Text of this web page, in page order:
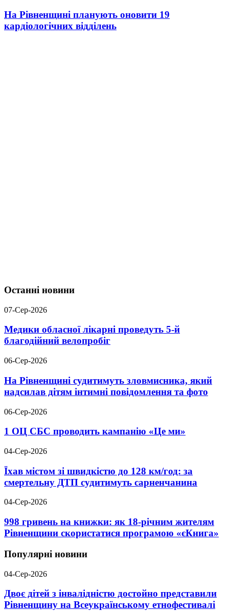
На Рівненщині планують оновити 19
кардіологічних відділень
Останні новини
07-Сер-2026
Медики обласної лікарні проведуть 5-й
благодійний велопробіг
06-Сер-2026
На Рівненщині судитимуть зловмисника, який
надсилав дітям інтимні повідомлення та фото
06-Сер-2026
1 ОЦ СБС проводить кампанію «Це ми»
04-Сер-2026
Їхав містом зі швидкістю до 128 км/год: за
смертельну ДТП судитимуть сарненчанина
04-Сер-2026
998 гривень на книжки: як 18-річним жителям
Рівненщини скористатися програмою «єКнига»
Популярні новини
04-Сер-2026
Двоє дітей з інвалідністю достойно представили
Рівненщину на Всеукраїнському етнофестивалі